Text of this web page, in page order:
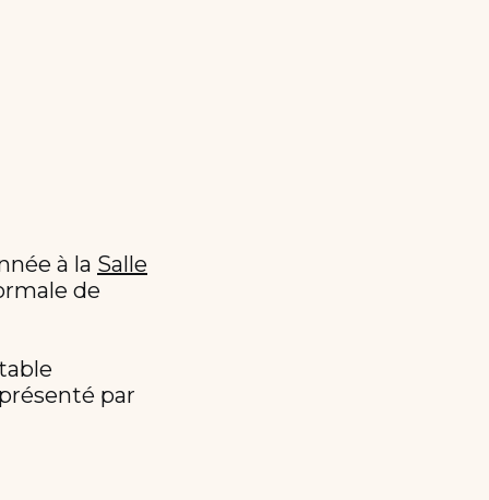
à la Salle
de
par